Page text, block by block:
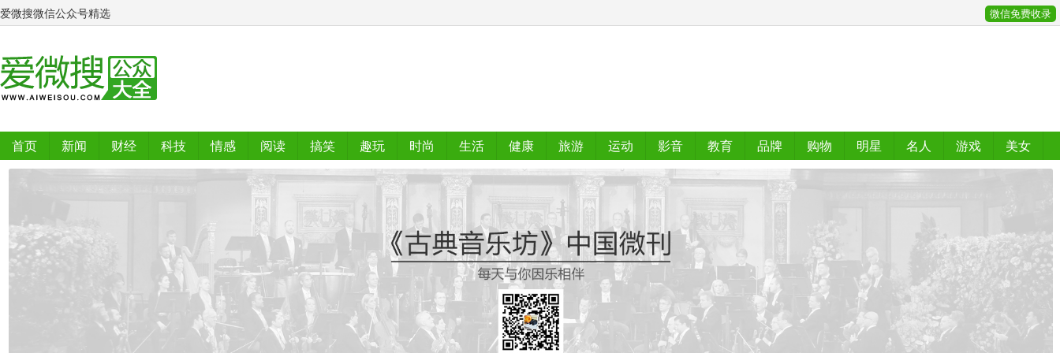
爱微搜微信公众号精选 微信免费收录
首页 新闻 财经 科技 情感 阅读 搞笑 趣玩 时尚 生活 健康 旅游 运动 影音 教育 品牌 购物 明星 名人 游戏
美女